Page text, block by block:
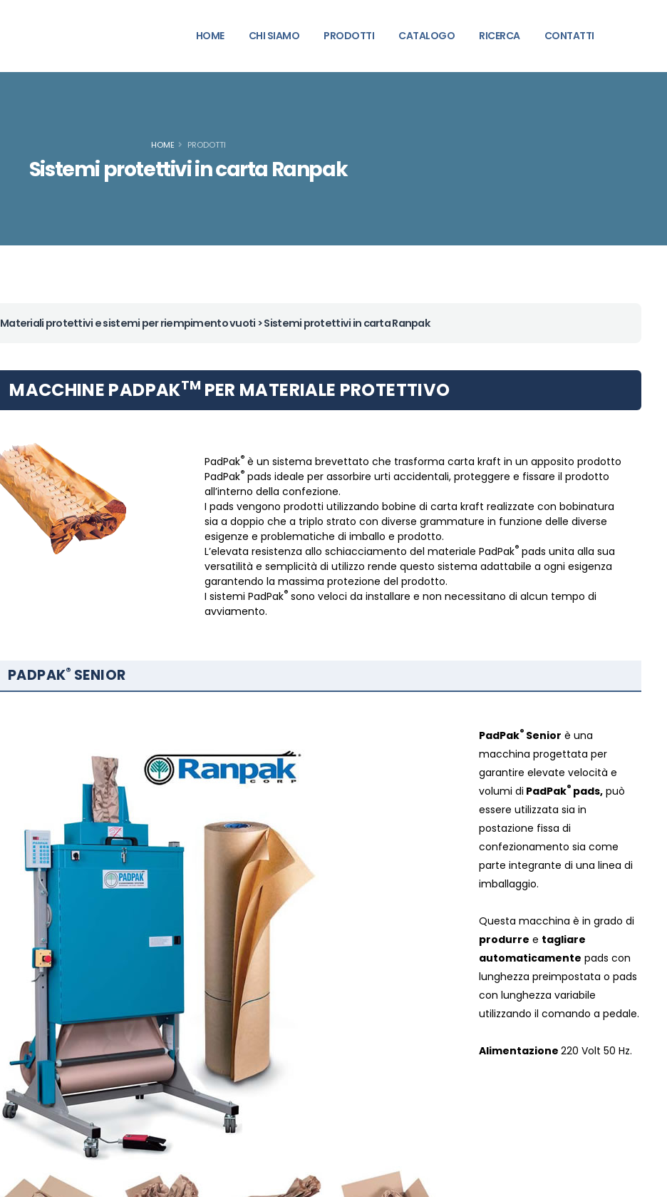
HOME CHI SIAMO PRODOTTI CATALOGO RICERCA CONTATTI
HOME PRODOTTI
Sistemi protettivi in carta Ranpak
Materiali protettivi e sistemi per riempimento vuoti > Sistemi protettivi in carta Ranpak
MACCHINE PADPAKTM PER MATERIALE PROTETTIVO
PadPak® è un sistema brevettato che trasforma carta kraft in un apposito prodotto
PadPak® pads ideale per assorbire urti accidentali, proteggere e fissare il prodotto
all’interno della confezione.
I pads vengono prodotti utilizzando bobine di carta kraft realizzate con bobinatura
sia a doppio che a triplo strato con diverse grammature in funzione delle diverse
esigenze e problematiche di imballo e prodotto.
L’elevata resistenza allo schiacciamento del materiale PadPak® pads unita alla sua
versatilità e semplicità di utilizzo rende questo sistema adattabile a ogni esigenza
garantendo la massima protezione del prodotto.
I sistemi PadPak® sono veloci da installare e non necessitano di alcun tempo di
avviamento.
PADPAK® SENIOR
PadPak® Senior è una
macchina progettata per
garantire elevate velocità e
volumi di PadPak® pads, può
essere utilizzata sia in
postazione fissa di
confezionamento sia come
parte integrante di una linea di
imballaggio.
Questa macchina è in grado di
produrre e tagliare
automaticamente pads con
lunghezza preimpostata o pads
con lunghezza variabile
utilizzando il comando a pedale.
Alimentazione 220 Volt 50 Hz.